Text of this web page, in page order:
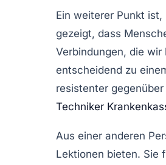
Ein weiterer Punkt ist,
gezeigt, dass
Verbindungen, die
entscheidend zu
resistenter
Techniker
Aus einer anderen
Lektionen bieten. Sie